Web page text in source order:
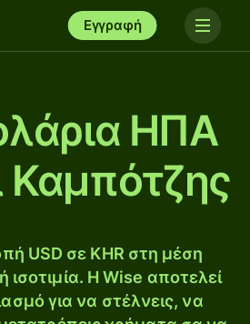
Εγγραφή
ΗΠΑ
Καμπότζης
USD σε KHR στη μέση
ισοτιμία. Η Wise αποτελεί
για να στέλνεις, να